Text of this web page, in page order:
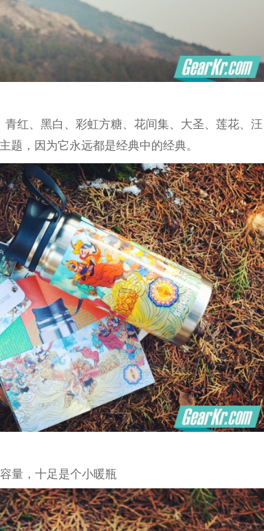
红、黑白、彩虹方糖、花间集、大圣、莲花、汪
题，因为它永远都是经典中的经典。
量，十足是个小暖瓶